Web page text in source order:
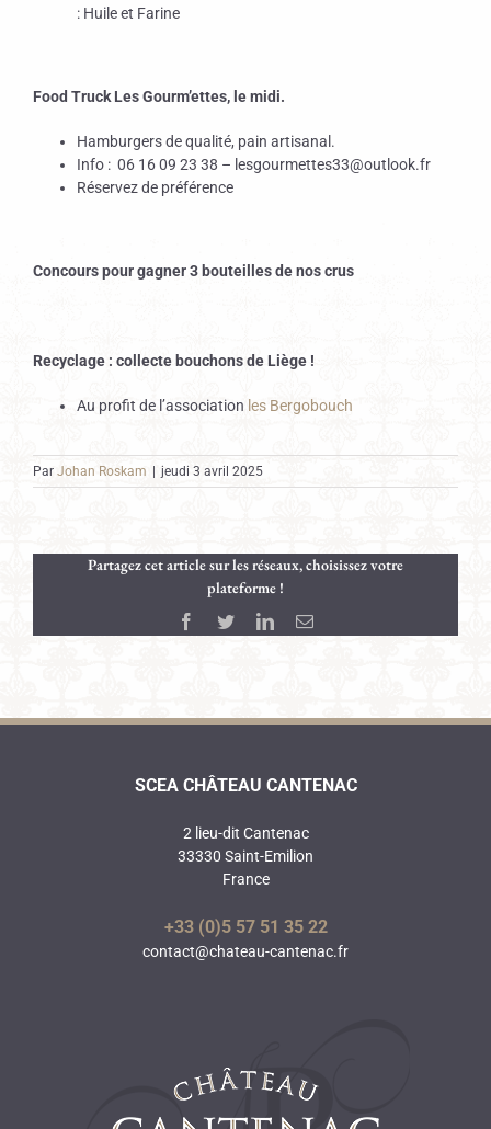
: Huile et Farine
Food Truck Les Gourm’ettes, le midi.
Hamburgers de qualité, pain artisanal.
Info : 06 16 09 23 38 – lesgourmettes33@outlook.fr
Réservez de préférence
Concours pour gagner 3 bouteilles de nos crus
Recyclage : collecte bouchons de Liège !
Au profit de l’association les Bergobouch
Par Johan Roskam jeudi 3 avril 2025
Partagez cet article sur les réseaux, choisissez votre
plateforme !
Facebook
TwitterLinkedInEmail
SCEA CHÂTEAU CANTENAC
2 lieu-dit Cantenac
33330 Saint-Emilion
France
+33 (0)5 57 51 35 22
contact@chateau-cantenac.fr